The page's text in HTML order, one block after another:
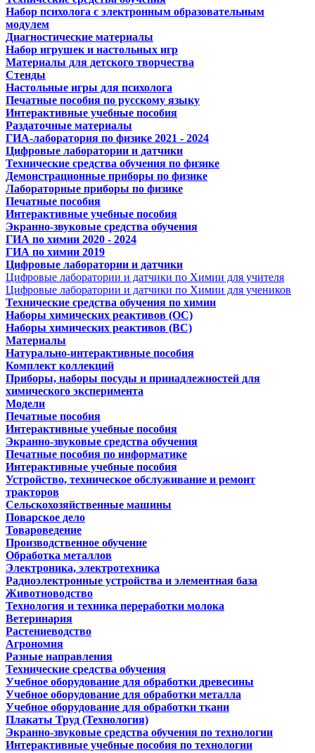
Набор психолога с электронным образовательным
модулем
Диагностические материалы
Набор игрушек и настольных игр
Материалы для детского творчества
Стенды
Настольные игры для психолога
Печатные пособия по русскому языку
Интерактивные учебные пособия
Раздаточные материалы
ГИА-лаборатория по физике 2021 - 2024
Цифровые лаборатории и датчики
Технические средства обучения по физике
Демонстрационные приборы по физике
Лабораторные приборы по физике
Печатные пособия
Интерактивные учебные пособия
Экранно-звуковые средства обучения
ГИА по химии 2020 - 2024
ГИА по химии 2019
Цифровые лаборатории и датчики
Цифровые лаборатории и датчики по Химии для учителя
Цифровые лаборатории и датчики по Химии для учеников
Технические средства обучения по химии
Наборы химических реактивов (ОС)
Наборы химических реактивов (ВС)
Материалы
Натурально-интерактивные пособия
Комплект коллекций
Приборы, наборы посуды и принадлежностей для
химического эксперимента
Модели
Печатные пособия
Интерактивные учебные пособия
Экранно-звуковые средства обучения
Печатные пособия по информатике
Интерактивные учебные пособия
Устройство, техническое обслуживание и ремонт
тракторов
Сельскохозяйственные машины
Поварское дело
Товароведение
Производственное обучение
Обработка металлов
Электроника, электротехника
Радиоэлектронные устройства и элементная база
Животноводство
Технология и техника переработки молока
Ветеринария
Растениеводство
Агрономия
Разные направления
Технические средства обучения
Учебное оборудование для обработки древесины
Учебное оборудование для обработки металла
Учебное оборудование для обработки ткани
Плакаты Труд (Технология)
Экранно-звуковые средства обучения по технологии
Интерактивные учебные пособия по технологии